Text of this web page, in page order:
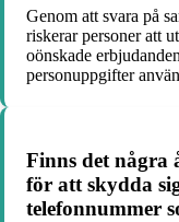
Genom att svara på
riskerar personer att
oönskade
personuppgifter
Finns det några
för att skydda
telefonnummer